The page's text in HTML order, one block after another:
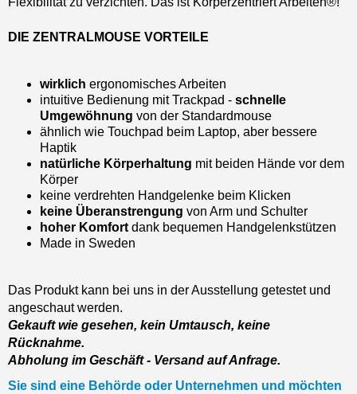
DIE ZENTRALMOUSE VORTEILE
wirklich ergonomisches Arbeiten
intuitive Bedienung mit Trackpad - schnelle
Umgewöhnung von der Standardmouse
ähnlich wie Touchpad beim Laptop, aber bessere
Haptik
natürliche Körperhaltung mit beiden Hände vor dem
Körper
keine verdrehten Handgelenke beim Klicken
keine Überanstrengung von Arm und Schulter
hoher Komfort dank bequemen Handgelenkstützen
Made in Sweden
Das Produkt kann bei uns in der Ausstellung getestet und
angeschaut werden.
Gekauft wie gesehen, kein Umtausch, keine
Rücknahme.
Abholung im Geschäft - Versand auf Anfrage.
Sie sind eine Behörde oder Unternehmen und möchten